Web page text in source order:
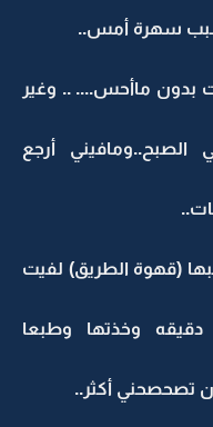
سهرة أمس..
بدون ماأحس.... .. وغير
أرجع
(قهوة الطريق) لفيت
وخذتها وطبعا
تصحصحني أكثر..